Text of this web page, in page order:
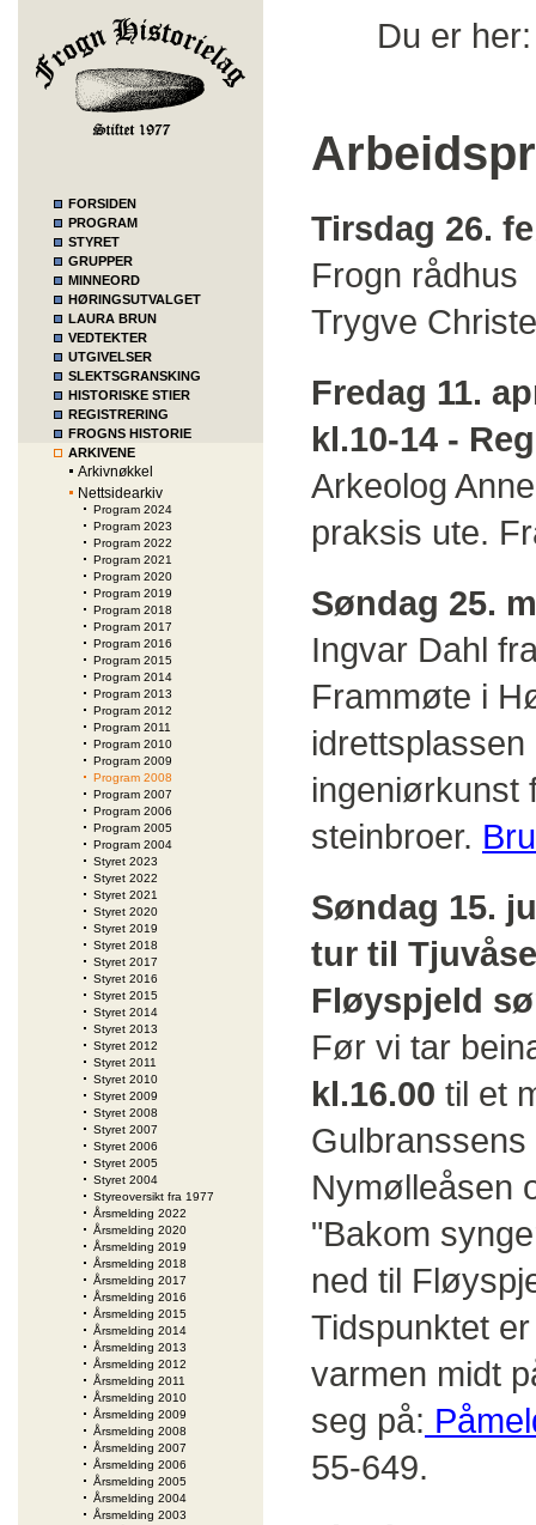
FORSIDEN
PROGRAM
STYRET
GRUPPER
MINNEORD
HØRINGSUTVALGET
LAURA BRUN
VEDTEKTER
UTGIVELSER
SLEKTSGRANSKING
HISTORISKE STIER
REGISTRERING
FROGNS HISTORIE
ARKIVENE
Arkivnøkkel
Nettsidearkiv
Program 2024
Program 2023
Program 2022
Program 2021
Program 2020
Program 2019
Program 2018
Program 2017
Program 2016
Program 2015
Program 2014
Program 2013
Program 2012
Program 2011
Program 2010
Program 2009
Program 2008
Program 2007
Program 2006
Program 2005
Program 2004
Styret 2023
Styret 2022
Styret 2021
Styret 2020
Styret 2019
Styret 2018
Styret 2017
Styret 2016
Styret 2015
Styret 2014
Styret 2013
Styret 2012
Styret 2011
Styret 2010
Styret 2009
Styret 2008
Styret 2007
Styret 2006
Styret 2005
Styret 2004
Styreoversikt fra 1977
Årsmelding 2022
Årsmelding 2020
Årsmelding 2019
Årsmelding 2018
Årsmelding 2017
Årsmelding 2016
Årsmelding 2015
Årsmelding 2014
Årsmelding 2013
Årsmelding 2012
Årsmelding 2011
Årsmelding 2010
Årsmelding 2009
Årsmelding 2008
Årsmelding 2007
Årsmelding 2006
Årsmelding 2005
Årsmelding 2004
Årsmelding 2003
Du er
Tirsdag 26.
Frogn rådhus
Trygve
Fredag 11.
kl.10-14 -
Arkeolog
praksis ute.
Søndag 25.
Ingvar Dahl
Frammøte i
ingeniørkunst
steinbroer.
Søndag 15.
tur til
Fløyspjeld
Før vi tar
kl.16.00 til et
Nymølleåsen
"Bakom
ned til
Tidspunktet
varmen midt
seg på:
55-649.